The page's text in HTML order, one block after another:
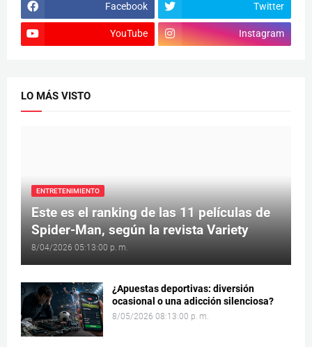
Facebook Twitter
YouTube Instagram
LO MÁS VISTO
ENTRETENIMIENTO
Este es el ranking de las 11 películas de
Spider-Man, según la revista Variety
8/04/2026 05:13:00 p. m.
¿Apuestas deportivas: diversión
ocasional o una adicción silenciosa?
8/05/2026 08:13:00 p. m.